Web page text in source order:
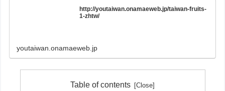
http://youtaiwan.onamaeweb.jp/taiwan-fruits-
1-zhtw/
youtaiwan.onamaeweb.jp
Table of contents